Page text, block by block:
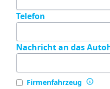
Telefon
Nachricht an das
Firmenfahrzeug